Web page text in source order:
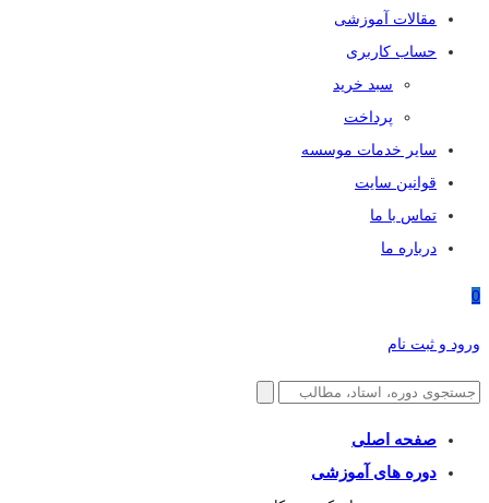
مقالات آموزشی
حساب کاربری
سبد خرید
پرداخت
سایر خدمات موسسه
قوانین سایت
تماس با ما
درباره ما
0
ورود و ثبت نام
صفحه اصلی
دوره های آموزشی